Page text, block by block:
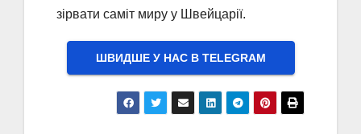
зірвати саміт миру у Швейцарії.
ШВИДШЕ У НАС В ТELEGRAM